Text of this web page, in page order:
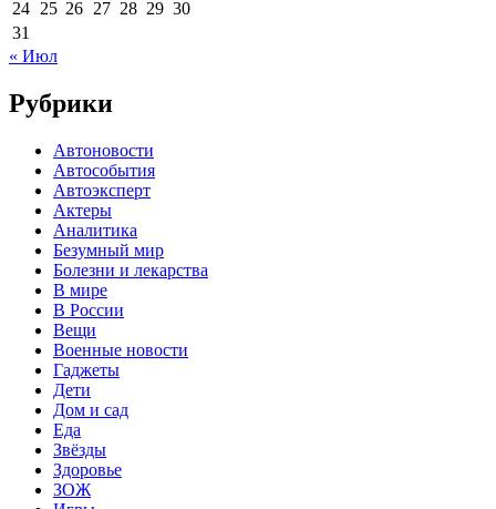
24 25 26 27 28 29 30
31
« Июл
Рубрики
Автоновости
Автособытия
Автоэксперт
Актеры
Аналитика
Безумный мир
Болезни и лекарства
В мире
В России
Вещи
Военные новости
Гаджеты
Дети
Дом и сад
Еда
Звёзды
Здоровье
ЗОЖ